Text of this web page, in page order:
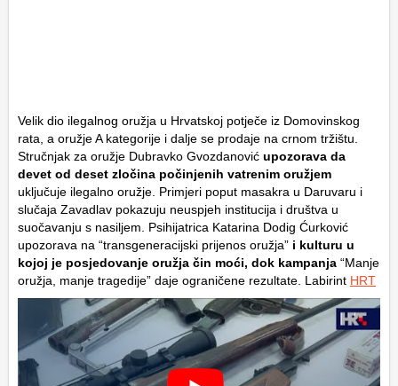
Velik dio ilegalnog oružja u Hrvatskoj potječe iz Domovinskog
rata, a oružje A kategorije i dalje se prodaje na crnom tržištu.
Stručnjak za oružje Dubravko Gvozdanović upozorava da
devet od deset zločina počinjenih vatrenim oružjem
uključuje ilegalno oružje. Primjeri poput masakra u Daruvaru i
slučaja Zavadlav pokazuju neuspjeh institucija i društva u
suočavanju s nasiljem. Psihijatrica Katarina Dodig Ćurković
upozorava na “transgeneracijski prijenos oružja” i kulturu u
kojoj je posjedovanje oružja čin moći, dok kampanja “Manje
oružja, manje tragedije” daje ograničene rezultate. Labirint HRT